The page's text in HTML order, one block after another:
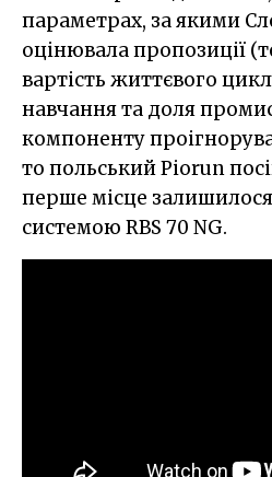
параметрах, за якими
оцінювала пропозиції
вартість життєвого
навчання та доля
компоненту
то польський Piorun
перше місце
системою RBS 70 NG.